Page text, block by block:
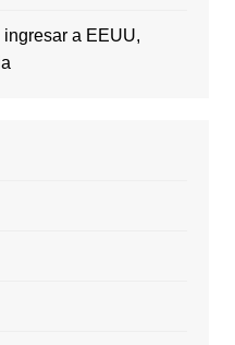
a EEUU,